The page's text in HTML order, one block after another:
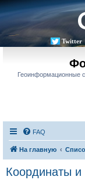
Twitter
Геоинформационные
FAQ
На главную
Координаты и